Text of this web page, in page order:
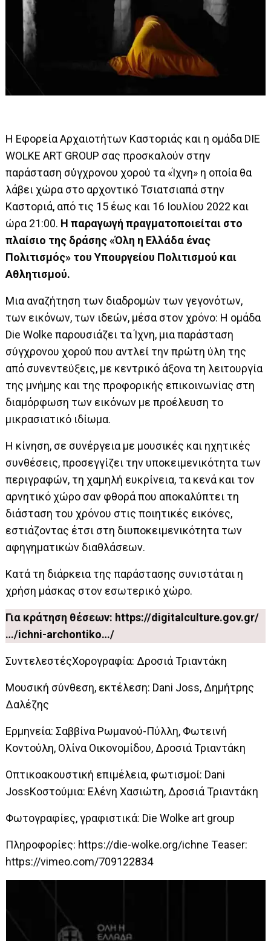
Η Εφορεία Αρχαιοτήτων Καστοριάς και η ομάδα DIE
WOLKE ART GROUP σας προσκαλούν στην
παράσταση σύγχρονου χορού τα «Ίχνη» η οποία θα
λάβει χώρα στο αρχοντικό Τσιατσιαπά στην
Καστοριά, από τις 15 έως και 16 Ιουλίου 2022 και
ώρα 21:00. Η παραγωγή πραγματοποιείται στο
πλαίσιο της δράσης «Όλη η Ελλάδα ένας
Πολιτισμός» του Υπουργείου Πολιτισμού και
Αθλητισμού.
Μια αναζήτηση των διαδρομών των γεγονότων,
των εικόνων, των ιδεών, μέσα στον χρόνο: Η ομάδα
Die Wolke παρουσιάζει τα Ίχνη, μια παράσταση
σύγχρονου χορού που αντλεί την πρώτη ύλη της
από συνεντεύξεις, με κεντρικό άξονα τη λειτουργία
της μνήμης και της προφορικής επικοινωνίας στη
διαμόρφωση των εικόνων με προέλευση το
μικρασιατικό ιδίωμα.
Η κίνηση, σε συνέργεια με μουσικές και ηχητικές
συνθέσεις, προσεγγίζει την υποκειμενικότητα των
περιγραφών, τη χαμηλή ευκρίνεια, τα κενά και τον
αρνητικό χώρο σαν φθορά που αποκαλύπτει τη
διάσταση του χρόνου στις ποιητικές εικόνες,
εστιάζοντας έτσι στη διυποκειμενικότητα των
αφηγηματικών διαθλάσεων.
Κατά τη διάρκεια της παράστασης συνιστάται η
χρήση μάσκας στον εσωτερικό χώρο.
Για κράτηση θέσεων: https://digitalculture.gov.gr/
…/ichni-archontiko…/
ΣυντελεστέςΧορογραφία: Δροσιά Τριαντάκη
Μουσική σύνθεση, εκτέλεση: Dani Joss, Δημήτρης
Δαλέζης
Ερμηνεία: Σαββίνα Ρωμανού-Πύλλη, Φωτεινή
Κοντούλη, Ολίνα Οικονομίδου, Δροσιά Τριαντάκη
Οπτικοακουστική επιμέλεια, φωτισμοί: Dani
JossΚοστούμια: Ελένη Χασιώτη, Δροσιά Τριαντάκη
Φωτογραφίες, γραφιστικά: Die Wolke art group
Πληροφορίες: https://die-wolke.org/ichne Τeaser:
https://vimeo.com/709122834